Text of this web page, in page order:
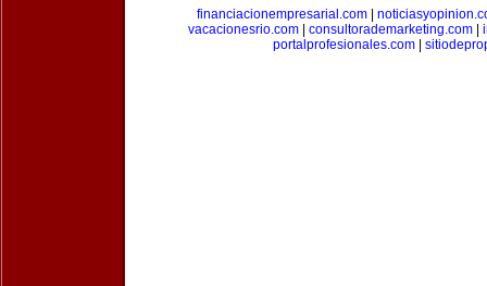
financiacionempresarial.com
vacacionesrio.com
consultorademarketing.com
portalprofesionales.com|